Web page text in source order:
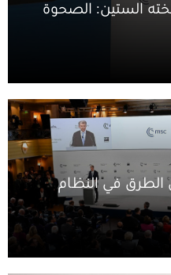
الستين: الصحوة
2023 ومفترق الطرق في النظام